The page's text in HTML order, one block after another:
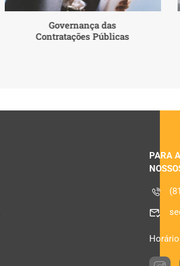
Governança das
Contratações Públicas
PARA